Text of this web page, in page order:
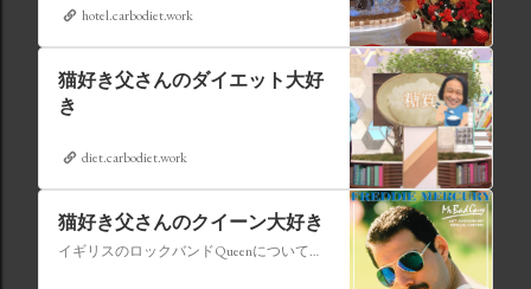
hotel.carbodiet.work
猫好き父さんのダイエット大好
き
diet.carbodiet.work
猫好き父さんのクイーン大好き
イギリスのロックバンドQueenについての情報をアップします。